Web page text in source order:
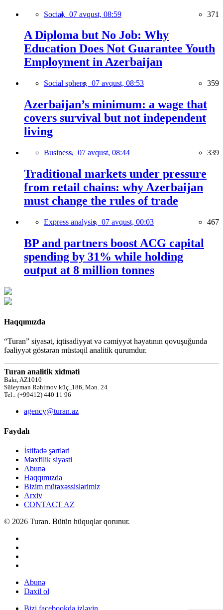
Social, 07 avqust, 08:59 371
A Diploma but No Job: Why
Education Does Not Guarantee Youth
Employment in Azerbaijan
Social sphere, 07 avqust, 08:53 359
Azerbaijan’s minimum: a wage that
covers survival but not independent
living
Business, 07 avqust, 08:44 339
Traditional markets under pressure
from retail chains: why Azerbaijan
must change the rules of trade
Express analysis, 07 avqust, 00:03 467
BP and partners boost ACG capital
spending by 31% while holding
output at 8 million tonnes
Haqqımızda
“Turan” siyasət, iqtisadiyyat və cəmiyyət həyatının qovuşuğunda
fəaliyyət göstərən müstəqil analitik qurumdur.
Turan analitik xidməti
Bakı, AZ1010
Süleyman Rəhimov küç.,186, Mən. 24
Tel.: (+99412) 440 11 96
agency@turan.az
Faydalı
İstifadə şərtləri
Məxfilik siyasti
Abunə
Haqqımızda
Bizim mütəxəssislərimiz
Arxiv
CONTACT AZ
© 2026 Turan. Bütün hüquqlar qorunur.
Abunə
Daxil ol
Bizi facebookda izləyin